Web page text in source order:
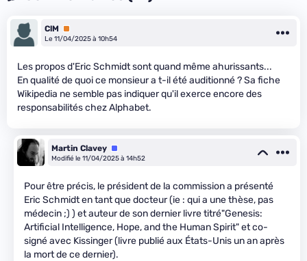
ClM
Premium
Le 11/04/2025 à 10h54
Les propos d'Eric Schmidt sont quand même ahurissants...
En qualité de quoi ce monsieur a t-il été auditionné ? Sa fiche
Wikipedia ne semble pas indiquer qu'il exerce encore des
responsabilités chez Alphabet.
Martin Clavey Équipe
Modifié le 11/04/2025 à 14h52
Pour être précis, le président de la commission a présenté
Eric Schmidt en tant que docteur (ie : qui a une thèse, pas
médecin ;) ) et auteur de son dernier livre titré"Genesis:
Artificial Intelligence, Hope, and the Human Spirit" et co-
signé avec Kissinger (livre publié aux États-Unis un an après
la mort de ce dernier).